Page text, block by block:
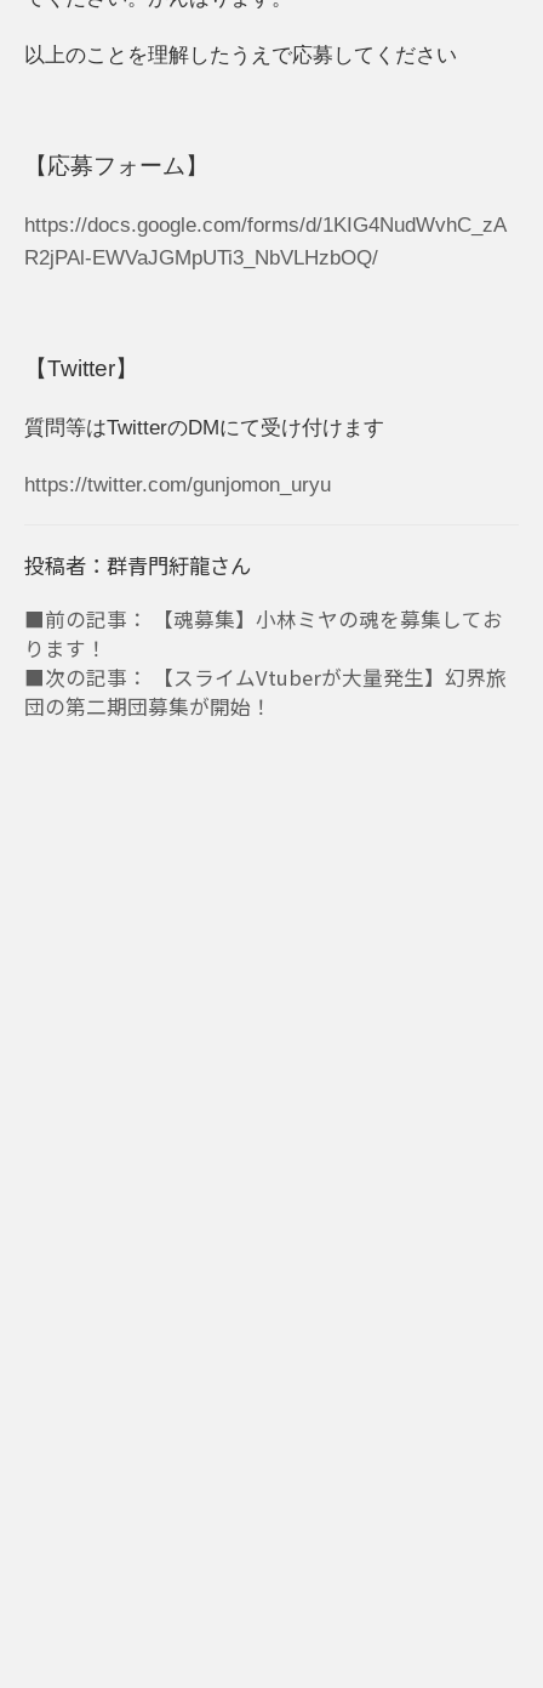
以上のことを理解したうえで応募してください
【応募フォーム】
https://docs.google.com/forms/d/1KIG4NudWvhC_zA
R2jPAl-EWVaJGMpUTi3_NbVLHzbOQ/
【Twitter】
質問等はTwitterのDMにて受け付けます
https://twitter.com/gunjomon_uryu
投稿者：群青門紆龍さん
■前の記事： 【魂募集】小林ミヤの魂を募集してお
ります！
■次の記事： 【スライムVtuberが大量発生】幻界旅
団の第二期団募集が開始！